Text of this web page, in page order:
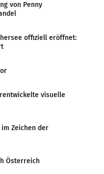
von Penny
offiziell eröffnet:
visuelle
im Zeichen der
Österreich